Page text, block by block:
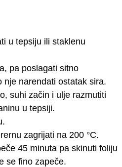
u tepsiju ili staklenu
pa poslagati sitno
nje narendati ostatak sira.
suhi začin i ulje razmutiti
u tepsiji.
zagrijati na 200 °C.
45 minuta pa skinuti foliju
se fino zapeče.